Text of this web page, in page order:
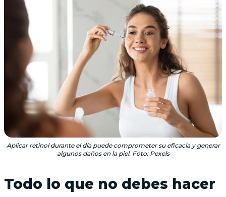
Aplicar retinol durante el día puede comprometer su eficacia y generar
algunos daños en la piel. Foto: Pexels
Todo lo que no debes hacer